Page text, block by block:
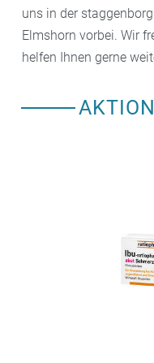
uns in der
Elmshorn vorbei. Wir
helfen Ihnen gerne